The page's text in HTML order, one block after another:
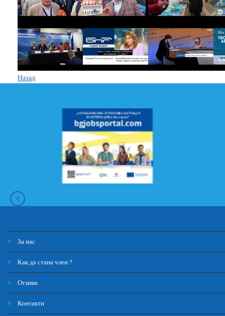
Назад
За нас
Как да стана член ?
Отзиви
Контакти